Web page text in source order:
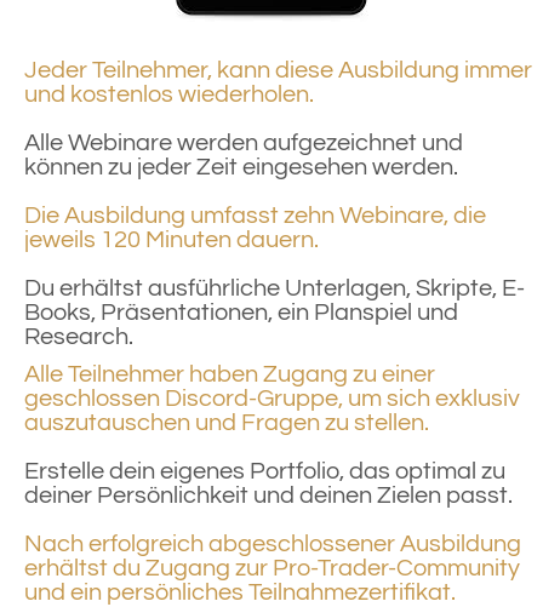
Jeder Teilnehmer, kann diese Ausbildung immer
und kostenlos wiederholen.
Alle Webinare werden aufgezeichnet und
können zu jeder Zeit eingesehen werden.
Die Ausbildung umfasst zehn Webinare, die
jeweils 120 Minuten dauern.
Du erhältst ausführliche Unterlagen, Skripte, E-
Books, Präsentationen, ein Planspiel und
Research.
Alle Teilnehmer haben Zugang zu einer
geschlossen Discord-Gruppe, um sich exklusiv
auszutauschen und Fragen zu stellen.
Erstelle dein eigenes Portfolio, das optimal zu
deiner Persönlichkeit und deinen Zielen passt.
Nach erfolgreich abgeschlossener Ausbildung
erhältst du Zugang zur Pro-Trader-Community
und ein persönliches Teilnahmezertifikat.